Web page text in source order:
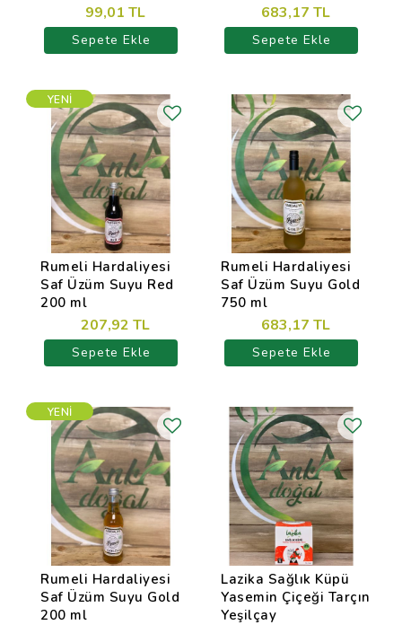
99,01 TL
Sepete Ekle
683,17 TL
Sepete Ekle
Rumeli Hardaliyesi
Saf Üzüm Suyu Red
200 ml
207,92 TL
Sepete Ekle
YENI
Rumeli Hardaliyesi
Saf Üzüm Suyu Gold
750 ml
683,17 TL
Sepete Ekle
Rumeli Hardaliyesi
Saf Üzüm Suyu Gold
200 ml
YENI
Lazika Sağlık Küpü
Yasemin Çiçeği Tarçın
Yeşilçay